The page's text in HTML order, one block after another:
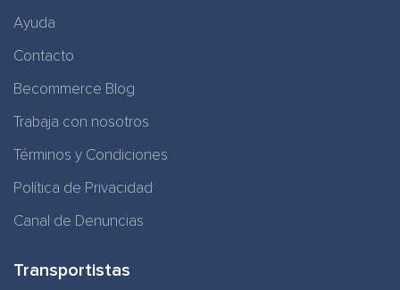
Ayuda
Contacto
Becommerce Blog
Trabaja con nosotros
Términos y Condiciones
Política de Privacidad
Canal de Denuncias
Transportistas